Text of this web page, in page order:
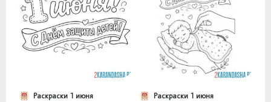
Раскраски 1 июня Раскраски 1 июня